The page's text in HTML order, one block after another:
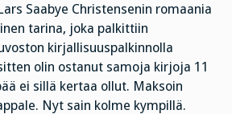
Saabye Christensenin romaania
tarina, joka palkittiin
kirjallisuuspalkinnolla
olin ostanut samoja kirjoja 11
ei sillä kertaa ollut. Maksoin
Nyt sain kolme kympillä.